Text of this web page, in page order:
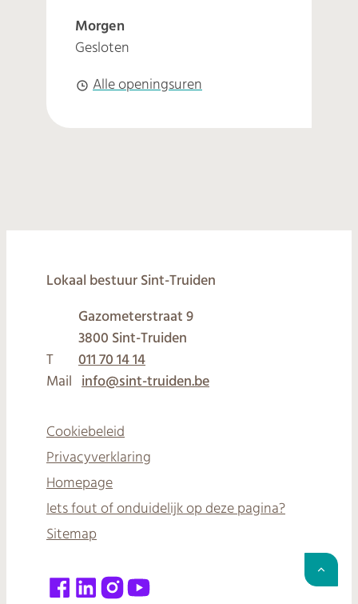
Morgen
Gesloten
Alle openingsuren
© 2026
Lokaal bestuur Sint-Truiden
Gazometerstraat 9
,
3800 Sint-Truiden
T
011 70 14 14
Mail
info@sint-truiden.be
Cookiebeleid
Privacyverklaring
Homepage
Iets fout of onduidelijk op deze pagina?
Sitemap
Facebook
LinkedInInstagram
YouTube